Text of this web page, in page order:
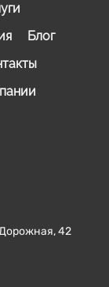
42
Блог